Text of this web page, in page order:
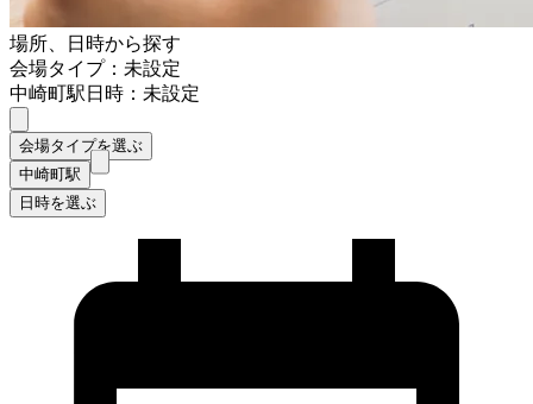
場所、日時から探す
会場タイプ：未設定
中崎町駅日時：未設定
会場タイプを選ぶ
中崎町駅
日時を選ぶ